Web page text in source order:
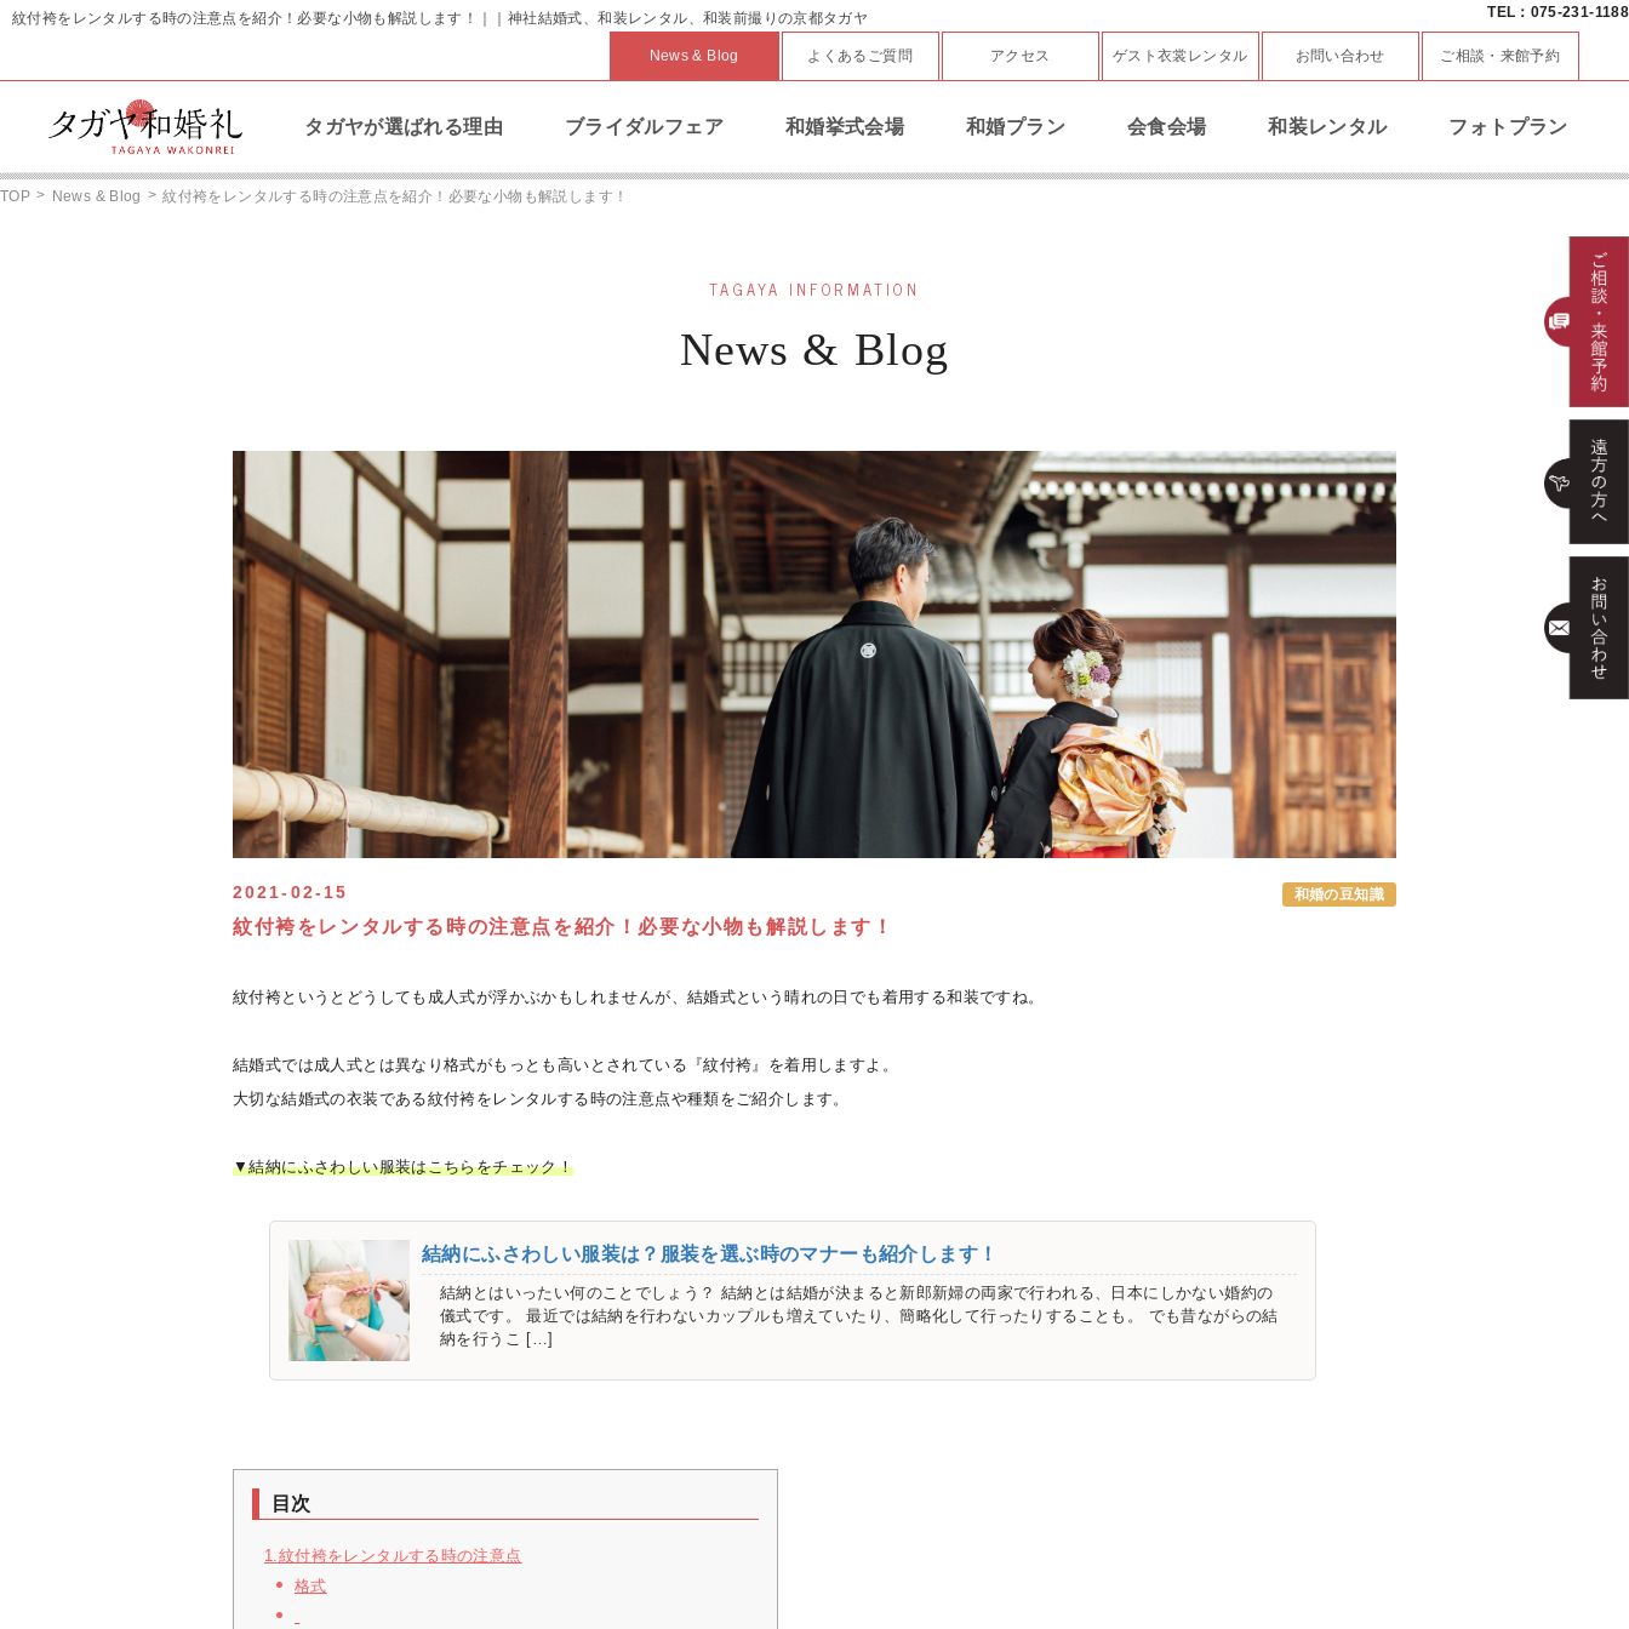
紋付袴をレンタルする時の注意点を紹介！必要な小物も解説します！｜｜神社結婚式、和装レンタル、和装前撮りの京都タガヤ TEL：075-231-1188
News & Blog よくあるご質問 アクセス ゲスト衣裳レンタル お問い合わせ ご相談・来館予約
タガヤが選ばれる理由 ブライダルフェア 和婚挙式会場 和婚プラン 会食会場 和装レンタル フォトプラン
TOP > News & Blog > 紋付袴をレンタルする時の注意点を紹介！必要な小物も解説します！
TAGAYA INFORMATION
News & Blog
2021-02-15 和婚の豆知識
紋付袴をレンタルする時の注意点を紹介！必要な小物も解説します！
紋付袴というとどうしても成人式が浮かぶかもしれませんが、結婚式という晴れの日でも着用する和装ですね。
結婚式では成人式とは異なり格式がもっとも高いとされている『紋付袴』を着用しますよ。
大切な結婚式の衣装である紋付袴をレンタルする時の注意点や種類をご紹介します。
▼結納にふさわしい服装はこちらをチェック！
結納にふさわしい服装は？服装を選ぶ時のマナーも紹介します！
結納とはいったい何のことでしょう？ 結納とは結婚が決まると新郎新婦の両家で行われる、日本にしかない婚約の
儀式です。 最近では結納を行わないカップルも増えていたり、簡略化して行ったりすることも。 でも昔ながらの結
納を行うこ […]
目次
1.紋付袴をレンタルする時の注意点
格式